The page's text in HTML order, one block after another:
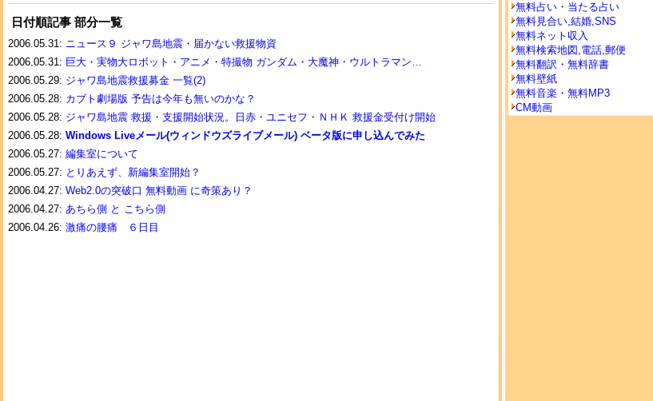
日付順記事 部分一覧
2006.05.31: ニュース９ ジャワ島地震・届かない救援物資
2006.05.31: 巨大・実物大ロボット・アニメ・特撮物 ガンダム・大魔神・ウルトラマン…
2006.05.29: ジャワ島地震救援募金 一覧(2)
2006.05.28: カブト劇場版 予告は今年も無いのかな？
2006.05.28: ジャワ島地震 救援・支援開始状況。日赤・ユニセフ・ＮＨＫ 救援金受付け開始
2006.05.28: Windows Liveメール(ウィンドウズライブメール) ベータ版に申し込んでみた
2006.05.27: 編集室について
2006.05.27: とりあえず、新編集室開始？
2006.04.27: Web2.0の突破口 無料動画 に奇策あり？
2006.04.27: あちら側 と こちら側
2006.04.26: 激痛の腰痛 ６日目
無料占い・当たる占い
無料見合い,結婚,SNS
無料ネット収入
無料検索地図,電話,郵便
無料翻訳・無料辞書
無料壁紙
無料音楽・無料MP3
CM動画